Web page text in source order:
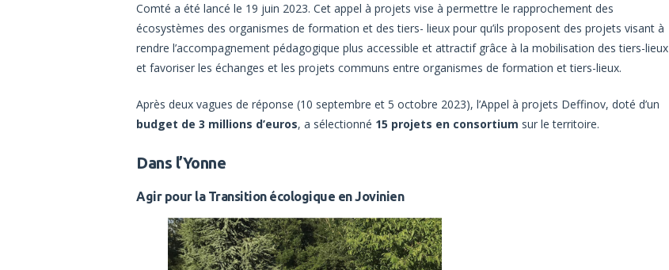
Comté a été lancé le 19 juin 2023. Cet appel à projets vise à permettre le rapprochement des
écosystèmes des organismes de formation et des tiers- lieux pour qu’ils proposent des projets visant à
rendre l’accompagnement pédagogique plus accessible et attractif grâce à la mobilisation des tiers-lieux
et favoriser les échanges et les projets communs entre organismes de formation et tiers-lieux.
Après deux vagues de réponse (10 septembre et 5 octobre 2023), l’Appel à projets Deffinov, doté d’un
budget de 3 millions d’euros, a sélectionné 15 projets en consortium sur le territoire.
Dans l’Yonne
Agir pour la Transition écologique en Jovinien